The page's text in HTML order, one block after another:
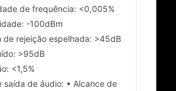
de frequência: <0,005%
-100dBm
de rejeição espelhada: >45dB
>95dB
<1,5%
saída de áudio: • Alcance de